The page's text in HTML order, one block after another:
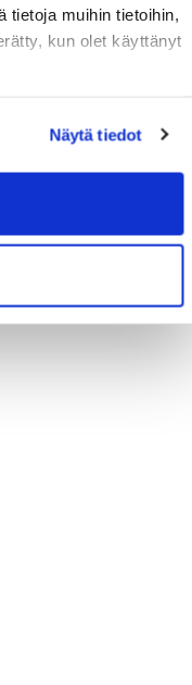
tietoja muihin tietoihin,
kun olet käyttänyt
Näytä tiedot